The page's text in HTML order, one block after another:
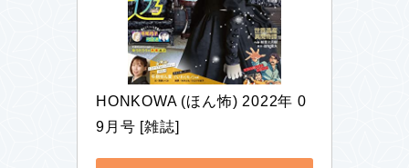
HONKOWA (ほん怖) 2022年 0
9月号 [雑誌]